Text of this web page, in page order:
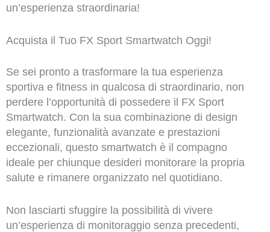
un’esperienza straordinaria!
Acquista il Tuo FX Sport Smartwatch Oggi!
Se sei pronto a trasformare la tua esperienza
sportiva e fitness in qualcosa di straordinario, non
perdere l’opportunità di possedere il FX Sport
Smartwatch. Con la sua combinazione di design
elegante, funzionalità avanzate e prestazioni
eccezionali, questo smartwatch è il compagno
ideale per chiunque desideri monitorare la propria
salute e rimanere organizzato nel quotidiano.
Non lasciarti sfuggire la possibilità di vivere
un’esperienza di monitoraggio senza precedenti,